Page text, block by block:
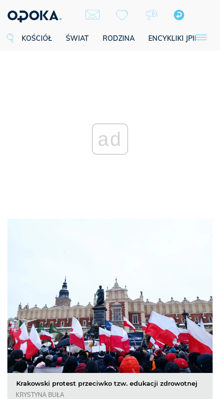
KOŚCIÓŁ ŚWIAT RODZINA ENCYKLIKI JPII
ad
Krakowski protest przeciwko tzw. edukacji zdrowotnej
KRYSTYNA BUŁA